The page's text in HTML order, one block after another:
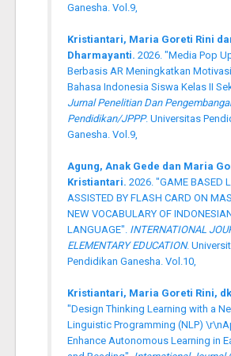
Ganesha. Vol.9,
Kristiantari, Maria Goreti Rini
Dharmayanti. 2026. "Media Pop
Berbasis AR Meningkatkan
Bahasa Indonesia Siswa Kelas II
Jurnal Penelitian Dan
Pendidikan/JPPP. Universitas
Ganesha. Vol.9,
Agung, Anak Gede dan Maria
Kristiantari. 2026. "GAME BASED
ASSISTED BY FLASH CARD ON
NEW VOCABULARY OF
LANGUAGE". INTERNATIONAL
ELEMENTARY EDUCATION.
Pendidikan Ganesha. Vol.10,
Kristiantari, Maria Goreti Rini,
"Design Thinking Learning with a
Linguistic Programming (NLP)
Enhance Autonomous Learning in